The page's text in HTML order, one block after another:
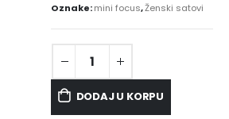
Oznake:mini focus,Ženski satovi
DODAJ U KORPU